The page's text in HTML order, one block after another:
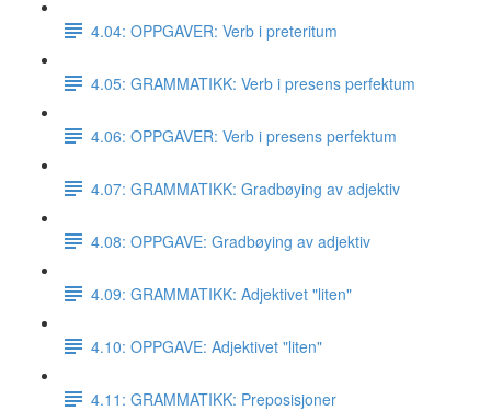
4.04: OPPGAVER: Verb i preteritum
4.05: GRAMMATIKK: Verb i presens perfektum
4.06: OPPGAVER: Verb i presens perfektum
4.07: GRAMMATIKK: Gradbøying av adjektiv
4.08: OPPGAVE: Gradbøying av adjektiv
4.09: GRAMMATIKK: Adjektivet "liten"
4.10: OPPGAVE: Adjektivet "liten"
4.11: GRAMMATIKK: Preposisjoner